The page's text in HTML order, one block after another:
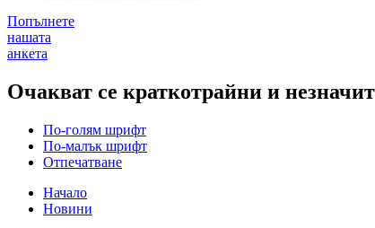
Попълнете
нашата
анкета
Очакват се краткотрайни и
По-голям шрифт
По-малък шрифт
Отпечатване
Начало
Новини